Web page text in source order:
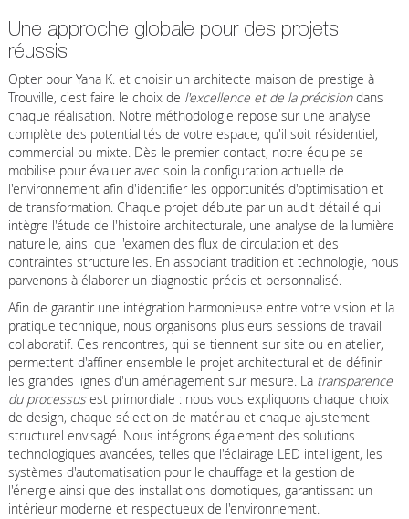
Une approche globale pour des projets
réussis
Opter pour Yana K. et choisir un architecte maison de prestige à
Trouville, c'est faire le choix de l'excellence et de la précisiondans
chaque réalisation. Notre méthodologie repose sur une analyse
complète des potentialités de votre espace, qu'il soit résidentiel,
commercial ou mixte. Dès le premier contact, notre équipe se
mobilise pour évaluer avec soin la configuration actuelle de
l'environnement afin d'identifier les opportunités d'optimisation et
de transformation. Chaque projet débute par un audit détaillé qui
intègre l'étude de l'histoire architecturale, une analyse de la lumière
naturelle, ainsi que l'examen des flux de circulation et des
contraintes structurelles. En associant tradition et technologie, nous
parvenons à élaborer un diagnostic précis et personnalisé.
Afin de garantir une intégration harmonieuse entre votre vision et la
pratique technique, nous organisons plusieurs sessions de travail
collaboratif. Ces rencontres, qui se tiennent sur site ou en atelier,
permettent d'affiner ensemble le projet architectural et de définir
les grandes lignes d'un aménagement sur mesure. La transparence
du processusest primordiale : nous vous expliquons chaque choix
de design, chaque sélection de matériau et chaque ajustement
structurel envisagé. Nous intégrons également des solutions
technologiques avancées, telles que l'éclairage LED intelligent, les
systèmes d'automatisation pour le chauffage et la gestion de
l'énergie ainsi que des installations domotiques, garantissant un
intérieur moderne et respectueux de l'environnement.